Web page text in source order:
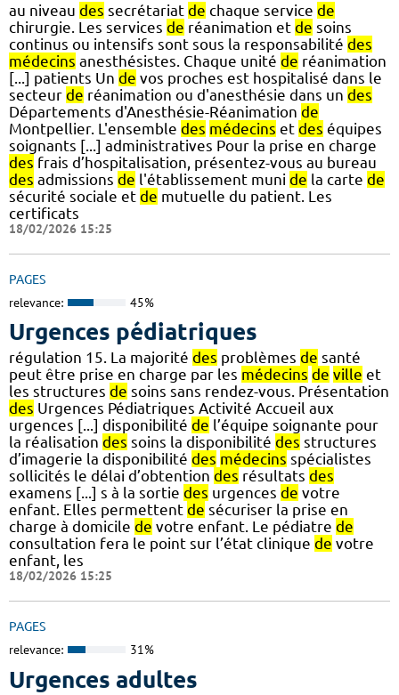
au niveau des secrétariat de chaque service de
chirurgie. Les services de réanimation et de soins
continus ou intensifs sont sous la responsabilité des
médecins anesthésistes. Chaque unité de réanimation
[...] patients Un de vos proches est hospitalisé dans le
secteur de réanimation ou d'anesthésie dans un des
Départements d'Anesthésie-Réanimation de
Montpellier. L'ensemble des médecins et des équipes
soignants [...] administratives Pour la prise en charge
des frais d’hospitalisation, présentez-vous au bureau
des admissions de l'établissement muni de la carte de
sécurité sociale et de mutuelle du patient. Les
certificats
18/02/2026 15:25
PAGES
relevance: 45%
Urgences pédiatriques
régulation 15. La majorité des problèmes de santé
peut être prise en charge par les médecins de ville et
les structures de soins sans rendez-vous. Présentation
des Urgences Pédiatriques Activité Accueil aux
urgences [...] disponibilité de l’équipe soignante pour
la réalisation des soins la disponibilité des structures
d’imagerie la disponibilité des médecins spécialistes
sollicités le délai d’obtention des résultats des
examens [...] s à la sortie des urgences de votre
enfant. Elles permettent de sécuriser la prise en
charge à domicile de votre enfant. Le pédiatre de
consultation fera le point sur l’état clinique de votre
enfant, les
18/02/2026 15:25
PAGES
relevance: 31%
Urgences adultes